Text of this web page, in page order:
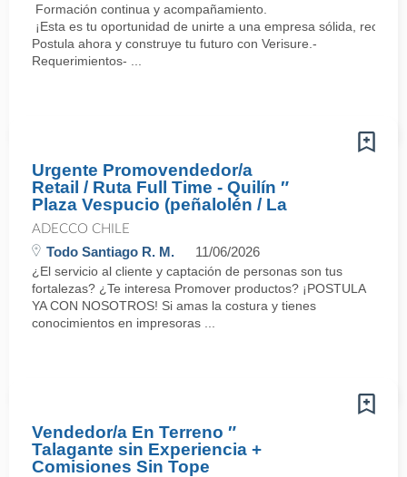
Formación continua y acompañamiento.
¡Esta es tu oportunidad de unirte a una empresa sólida,
Postula ahora y construye tu futuro con Verisure.-
Requerimientos- ...
Urgente Promovendedor/a
Retail / Ruta Full Time - Quilín ″
Plaza Vespucio (peñalolén / La
ADECCO CHILE
Todo Santiago R. M. 11/06/2026
¿El servicio al cliente y captación de personas son tus
fortalezas? ¿Te interesa Promover productos? ¡POSTULA
YA CON NOSOTROS! Si amas la costura y tienes
conocimientos en impresoras ...
Vendedor/a En Terreno ″
Talagante sin Experiencia +
Comisiones Sin Tope